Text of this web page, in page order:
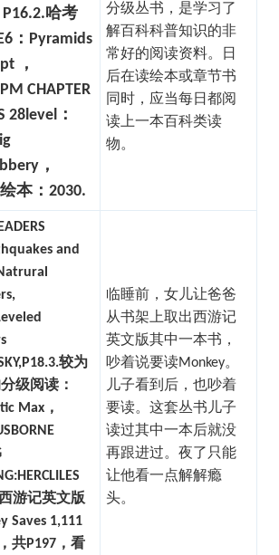
2.哈考
：Pyramids
，
CHAPTER
28level：
，
本：2030.
分级丛书，是学习了
解百科科普知识的非
常好的阅读资料。
日
后在读绘本或章节书
同时，应当每日都阅
读上一本百科类读
物。
and
3.较为
级阅读：
Max，
游记英文版
Saves 1,111
共P197，看
临睡前，女儿让爸爸
从书架上取出西游记
英文版其中一本书，
吵着说要读Monkey。
儿子看到后，也吵着
要读。这套丛书儿子
读过其中一本后就没
再跟进过。夜了只能
让他看一点解解瘾
头。